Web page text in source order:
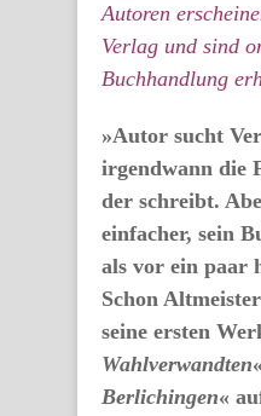
Autoren
Verlag und sind
Buchhandlung
»Autor sucht
irgendwann die
der schreibt.
einfacher, sein
als vor ein paar
Schon
seine ersten
Wahlverwandten
Berlichingen«